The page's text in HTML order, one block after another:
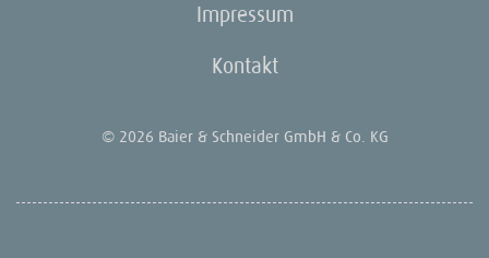
Impressum
Kontakt
© 2026 Baier & Schneider GmbH & Co. KG